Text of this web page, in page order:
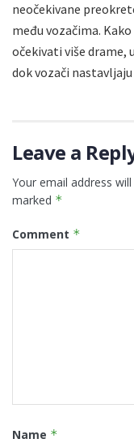
neočekivane
među vozačima.
očekivati više drame,
dok vozači
Leave a
Your email address
marked *
Comment *
Name *